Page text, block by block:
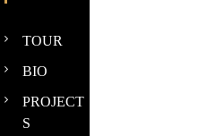
TOUR
BIO
PROJECT
S